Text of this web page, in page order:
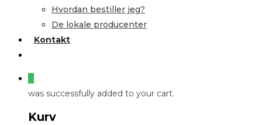
Hvordan bestiller jeg?
De lokale producenter
Kontakt
was successfully added to your cart.
Kurv